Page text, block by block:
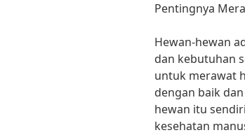
Pentingnya
Hewan-hewan
dan kebutuhan
untuk merawat
dengan baik
hewan itu
kesehatan